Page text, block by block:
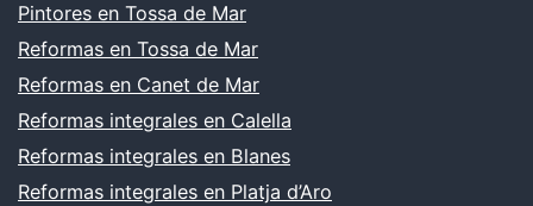
Pintores en Tossa de Mar
Reformas en Tossa de Mar
Reformas en Canet de Mar
Reformas integrales en Calella
Reformas integrales en Blanes
Reformas integrales en Platja d’Aro